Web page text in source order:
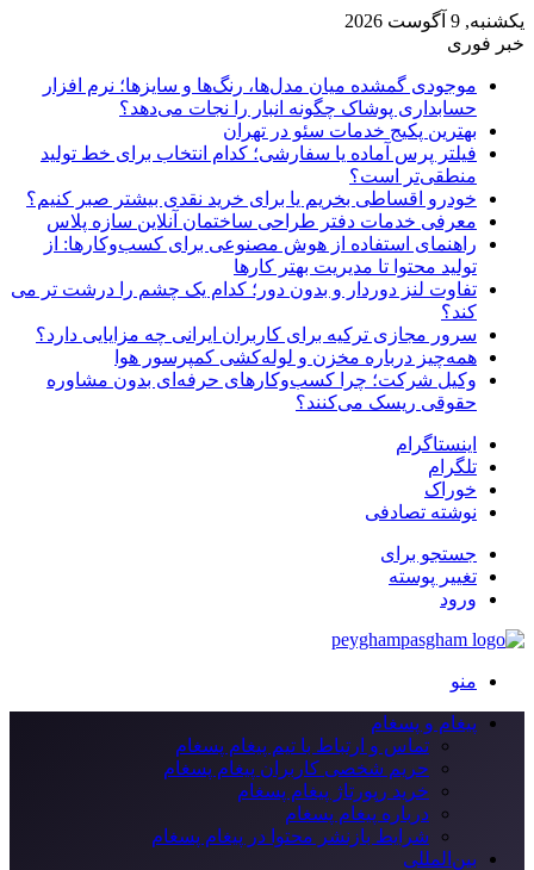
یکشنبه, 9 آگوست 2026
خبر فوری
موجودی گمشده میان مدل‌ها، رنگ‌ها و سایزها؛ نرم افزار
حسابداری پوشاک چگونه انبار را نجات می‌دهد؟
بهترین پکیج خدمات سئو در تهران
فیلتر پرس آماده یا سفارشی؛ کدام انتخاب برای خط تولید
منطقی‌تر است؟
خودرو اقساطی بخریم یا برای خرید نقدی بیشتر صبر کنیم؟
معرفی خدمات دفتر طراحی ساختمان آنلاین سازه پلاس
راهنمای استفاده از هوش مصنوعی برای کسب‌وکارها: از
تولید محتوا تا مدیریت بهتر کارها
تفاوت لنز دوردار و بدون دور؛ کدام یک چشم را درشت تر می
کند؟
سرور مجازی ترکیه برای کاربران ایرانی چه مزایایی دارد؟
همه‌چیز درباره مخزن و لوله‌کشی کمپرسور هوا
وکیل شرکت؛ چرا کسب‌وکارهای حرفه‌ای بدون مشاوره
حقوقی ریسک می‌کنند؟
اینستاگرام
تلگرام
خوراک
نوشته تصادفی
جستجو برای
تغییر پوسته
ورود
منو
پیغام و پسغام
تماس و ارتباط با تیم پیغام پسغام
حریم شخصی کاربران پیغام پسغام
خرید رپورتاژ پیغام پسغام
درباره پیغام پسغام
شرایط بازنشر محتوا در پیغام پسغام
بین‌المللی